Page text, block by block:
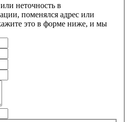
неточность в
поменялся адрес или
это в форме ниже, и мы